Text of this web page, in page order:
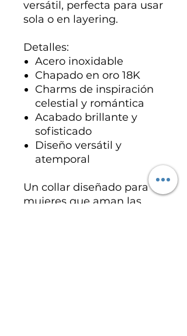
versátil, perfecta para usar
sola o en layering.
Detalles:
Acero inoxidable
Chapado en oro 18K
Charms de inspiración
celestial y romántica
Acabado brillante y
sofisticado
Diseño versátil y
atemporal
Un collar diseñado para
mujeres que aman las